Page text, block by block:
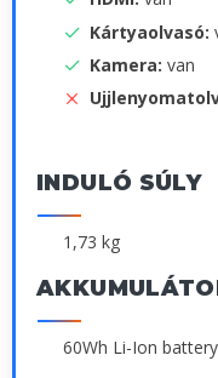
Kártyaolvasó:
Kamera: van
INDULÓ SÚLY
1,73 kg
60Wh Li-Ion battery